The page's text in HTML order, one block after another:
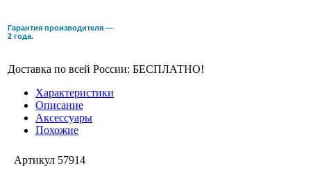
Гарантия производителя —
2 года.
Доставка по всей России: БЕСПЛАТНО!
Характеристики
Описание
Аксессуары
Похожие
Артикул 57914